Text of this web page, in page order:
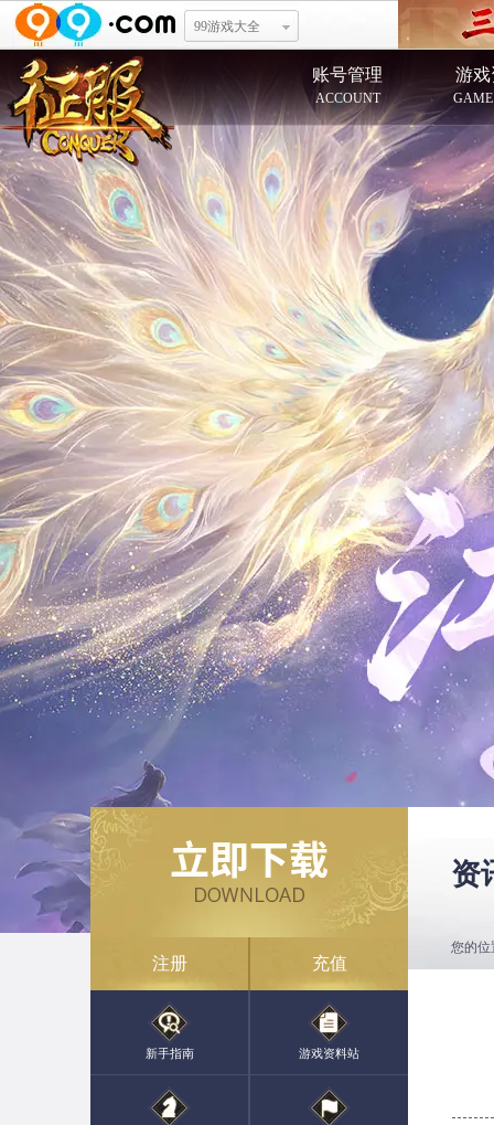
99游戏大全
账号管理
ACCOUNT
游
注册 充值
新手指南 游戏资料站
资
您的位